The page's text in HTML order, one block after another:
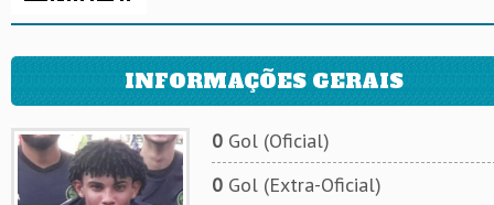
INFORMAÇÕES GERAIS
0Gol (Oficial)
0Gol (Extra-Oficial)